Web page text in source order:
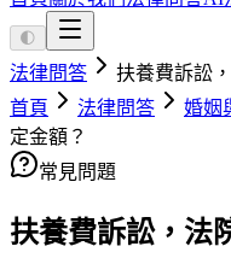
🌓
法律問答
扶養費訴訟
首頁
法律問答 婚姻
定金額？
常見問題
扶養費訴訟，法